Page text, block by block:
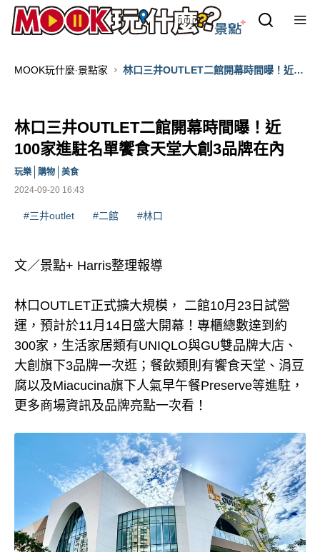
MOOK玩什麼‧景點家
林口三井OUTLET二館開幕時間曝！近
林口三井OUTLET二館開幕時間曝！近
100家進駐名單饗食天堂大創3品牌在內
2024-09-20 16:43
玩樂 購物 美食
#三井outlet #二館 #林口
文／景點+ Harris整理報導
林口OUTLET正式擴大規模， 二館10月23日試營
運，預計於11月14日盛大開幕！ 專櫃總數達到約
300家 ，生活家居類有UNIQLO與GU雙品牌大店、
大創旗下3品牌一次逛；餐飲類則有饗食天堂、涓豆
腐以及Miacucina旗下人氣早午餐Preserve等進駐，
更多商場資訊及品牌亮點一次看！